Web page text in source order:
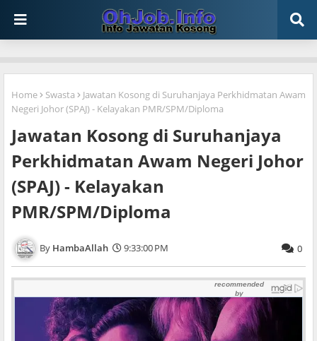
Home Swasta
Jawatan Kosong di Suruhanjaya Perkhidmatan Awam
Negeri Johor (SPAJ) - Kelayakan PMR/SPM/Diploma
Jawatan Kosong di Suruhanjaya
Perkhidmatan Awam Negeri Johor
(SPAJ) - Kelayakan
PMR/SPM/Diploma
HambaAllah 9:33:00 PM 0